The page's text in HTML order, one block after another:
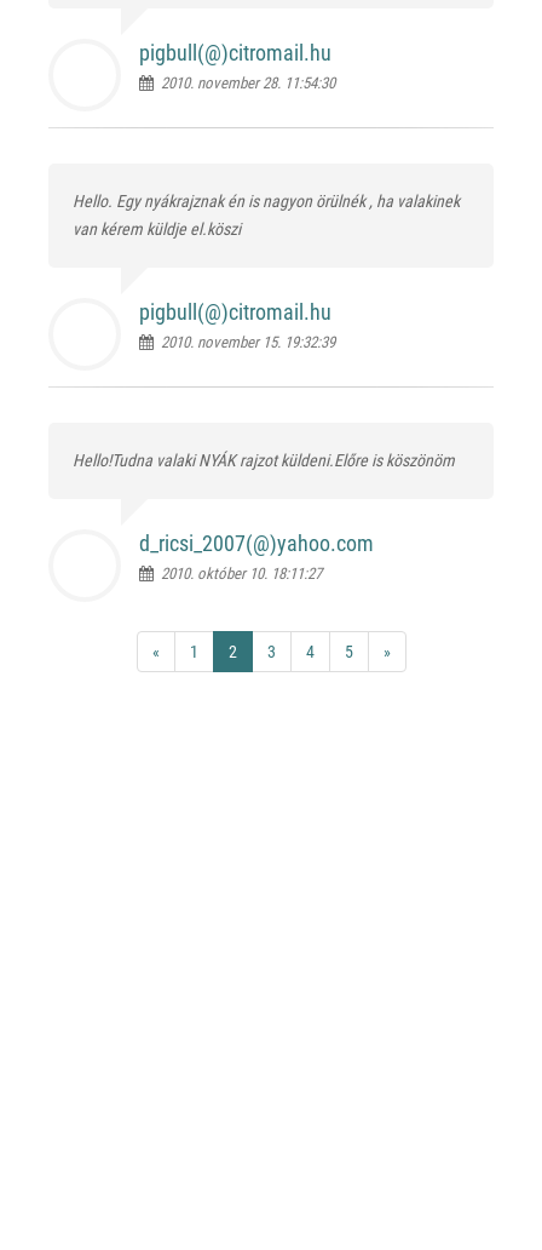
pigbull(@)citromail.hu
2010. november 28. 11:54:30
Hello. Egy nyákrajznak én is nagyon örülnék , ha valakinek
van kérem küldje el.köszi
pigbull(@)citromail.hu
2010. november 15. 19:32:39
Hello!Tudna valaki NYÁK rajzot küldeni.Előre is köszönöm
d_ricsi_2007(@)yahoo.com
2010. október 10. 18:11:27
« 1 2 3 4 5 »